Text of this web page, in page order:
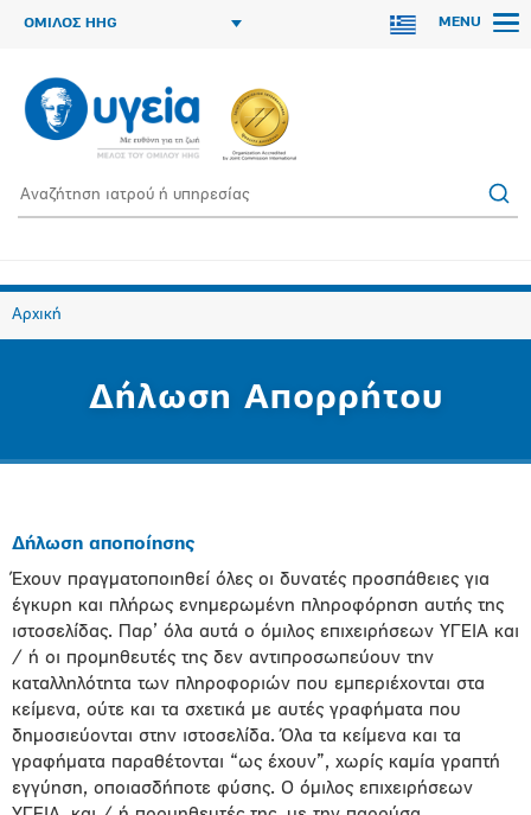
ΟΜΙΛΟΣ HHG MENU
Αρχική
Δήλωση Απορρήτου
Δήλωση αποποίησης
Έχουν πραγματοποιηθεί όλες οι δυνατές προσπάθειες για
έγκυρη και πλήρως ενημερωμένη πληροφόρηση αυτής της
ιστοσελίδας. Παρ’ όλα αυτά ο όμιλος επιχειρήσεων ΥΓΕΙΑ και
/ ή οι προμηθευτές της δεν αντιπροσωπεύουν την
καταλληλότητα των πληροφοριών που εμπεριέχονται στα
κείμενα, ούτε και τα σχετικά με αυτές γραφήματα που
δημοσιεύονται στην ιστοσελίδα. Όλα τα κείμενα και τα
γραφήματα παραθέτονται “ως έχουν”, χωρίς καμία γραπτή
εγγύηση, οποιασδήποτε φύσης. O όμιλος επιχειρήσεων